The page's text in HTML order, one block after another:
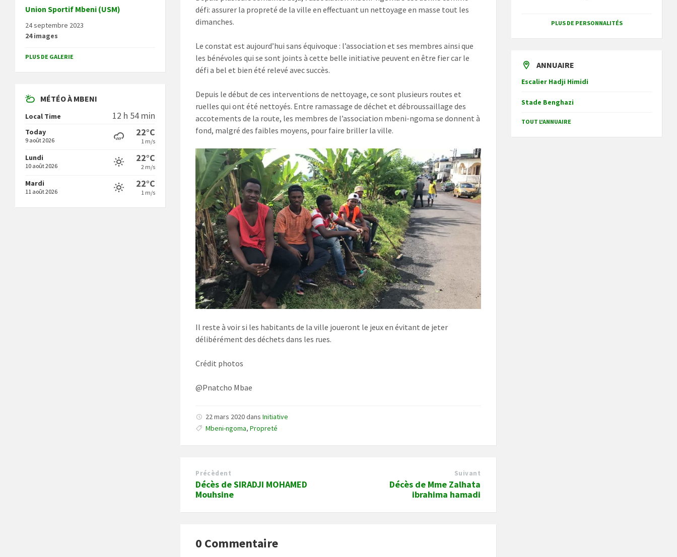
défi: assurer la propreté de la ville en effectuant un nettoyage en masse tout les
dimanches.
Le constat est aujourd’hui sans équivoque : l’association et ses membres ainsi que
les bénévoles qui se sont joints à cette belle initiative peuvent en être fier car le
défi a bel et bien été relevé avec succès.
Depuis le début de ces interventions de nettoyage, ce sont plusieurs routes et
ruelles qui ont été nettoyés. Entre ramassage de déchet et débroussaillage des
accotements de la route, les membres de l’association mbeni-ngoma se donnent à
fond, malgré des faibles moyens, pour faire briller la ville.
Il reste à voir si les habitants de la ville joueront le jeux en évitant de jeter
délibérément des déchets dans les rues.
Crédit photos
@Pnatcho Mbae
22 mars 2020dansInitiative
Mbeni-ngoma,Propreté
Précèdent
Décès de SIRADJI MOHAMED
Mouhsine
Suivant
Décès de Mme Zalhata
ibrahima hamadi
0 Commentaire
Union Sportif Mbeni (USM)
24 septembre 2023
24 images
PLUS DE GALERIE
MÉTÉO À MBENI
Local Time 12 h 54 min
Today
9 août 2026
22°C
1 m/s
Lundi
10 août 2026
22°C
2 m/s
Mardi
11 août 2026
22°C
1 m/s
PLUS DE PERSONNALITÉS
ANNUAIRE
Escalier Hadji Himidi
Stade Benghazi
TOUT L'ANNUAIRE